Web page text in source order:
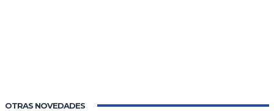
OTRAS NOVEDADES